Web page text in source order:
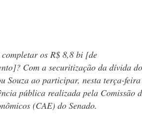
completar os R$ 8,8 bi [de
Com a securitização da dívida
Souza ao participar, nesta terça-
pública realizada pela Comissão
(CAE) do Senado.